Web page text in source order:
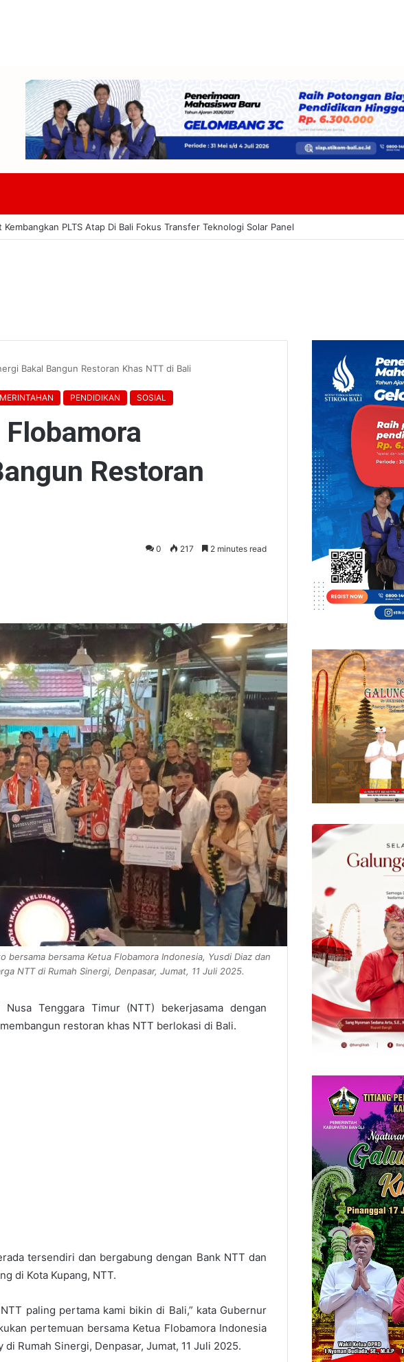
Signage Gerai Tuai Apresiasi Dinilai Dukung Pelestarian Budaya Selaras Perda Nomor 1
Bakal Bangun Restoran Khas NTT di Bali
PENDIDIKAN SOSIAL
Restoran
0 217 2 minutes read
bersama Ketua Flobamora Indonesia, Yusdi Diaz dan
NTT di Rumah Sinergi, Denpasar, Jumat, 11 Juli 2025.
Nusa Tenggara Timur (NTT) bekerjasama dengan
restoran khas NTT berlokasi di Bali.
tersendiri dan bergabung dengan Bank NTT dan
di Kota Kupang, NTT.
paling pertama kami bikin di Bali,” kata Gubernur
pertemuan bersama Ketua Flobamora Indonesia
Rumah Sinergi, Denpasar, Jumat, 11 Juli 2025.